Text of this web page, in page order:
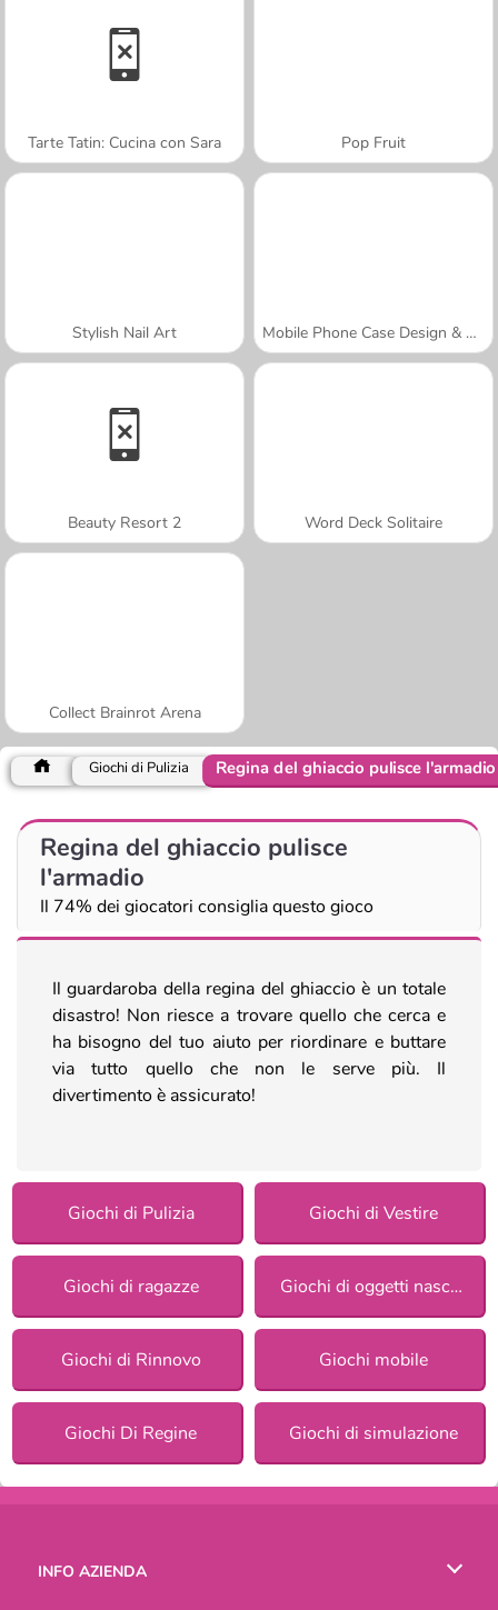
Tarte Tatin: Cucina con Sara Pop Fruit
Stylish Nail Art Mobile Phone Case Design & DIY
Beauty Resort 2 Word Deck Solitaire
Collect Brainrot Arena
Giochi di Pulizia Regina del ghiaccio pulisce l'armadio
Regina del ghiaccio pulisce
l'armadio
Il 74% dei giocatori consiglia questo gioco
Il guardaroba della regina del ghiaccio è un totale
disastro! Non riesce a trovare quello che cerca e
ha bisogno del tuo aiuto per riordinare e buttare
via tutto quello che non le serve più. Il
divertimento è assicurato!
Giochi di Pulizia Giochi di Vestire
Giochi di ragazze Giochi di oggetti nascosti
Giochi di Rinnovo Giochi mobile
Giochi Di Regine Giochi di simulazione
INFO AZIENDA